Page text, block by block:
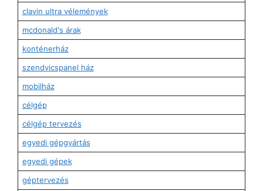
clavin ultra vélemények
mcdonald's árak
konténerház
szendvicspanel ház
mobilház
célgép
célgép tervezés
egyedi gépgyártás
egyedi gépek
géptervezés